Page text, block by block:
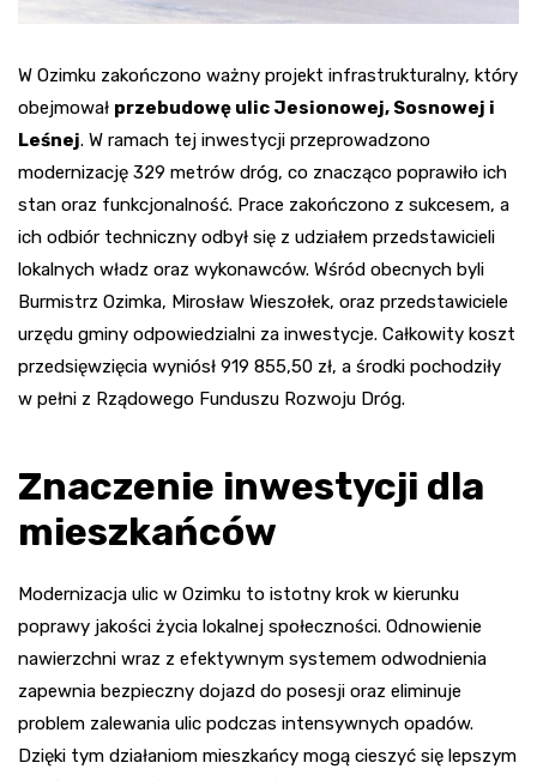
W Ozimku zakończono ważny projekt infrastrukturalny, który
obejmował przebudowę ulic Jesionowej, Sosnowej i
Leśnej. W ramach tej inwestycji przeprowadzono
modernizację 329 metrów dróg, co znacząco poprawiło ich
stan oraz funkcjonalność. Prace zakończono z sukcesem, a
ich odbiór techniczny odbył się z udziałem przedstawicieli
lokalnych władz oraz wykonawców. Wśród obecnych byli
Burmistrz Ozimka, Mirosław Wieszołek, oraz przedstawiciele
urzędu gminy odpowiedzialni za inwestycje. Całkowity koszt
przedsięwzięcia wyniósł 919 855,50 zł, a środki pochodziły
w pełni z Rządowego Funduszu Rozwoju Dróg.
Znaczenie inwestycji dla
mieszkańców
Modernizacja ulic w Ozimku to istotny krok w kierunku
poprawy jakości życia lokalnej społeczności. Odnowienie
nawierzchni wraz z efektywnym systemem odwodnienia
zapewnia bezpieczny dojazd do posesji oraz eliminuje
problem zalewania ulic podczas intensywnych opadów.
Dzięki tym działaniom mieszkańcy mogą cieszyć się lepszym